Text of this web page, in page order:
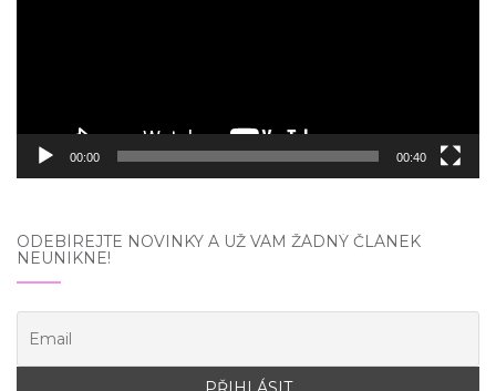
00:00 00:40
ODEBÍREJTE NOVINKY A UŽ VÁM ŽÁDNÝ ČLÁNEK
NEUNIKNE!